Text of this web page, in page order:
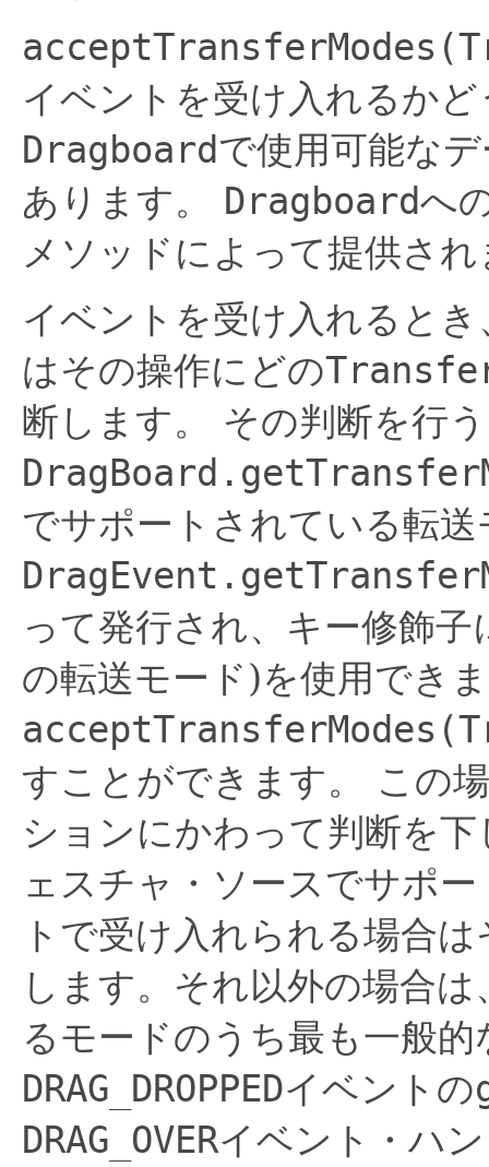
イベントを受け入れるか
Dragboardで使用可能な
あります。
Dragboardへ
メソッドによって提供さ
イベントを受け入れると
はその操作にどの
断します。 その判断を行
でサポートされている転
って発行され、キー修飾
の転送モード)を使用でき
すことができます。
この
ションにかわって判断を
ェスチャ・ソースでサポ
トで受け入れられる場合
します。それ以外の場合
るモードのうち最も一般
DRAG_DROPPEDイベントの
DRAG_OVERイベント・ハ